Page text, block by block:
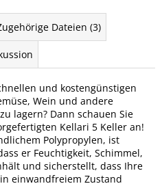
Dateien (3)
und kostengünstigen
Wein und andere
lagern? Dann schauen Sie
Kellari 5 Keller an!
Polypropylen, ist
er Feuchtigkeit, Schimmel,
und sicherstellt, dass Ihre
einwandfreiem Zustand